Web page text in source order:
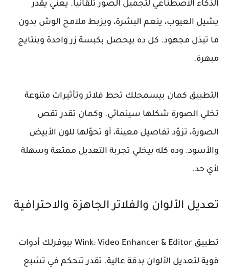
الذكاء الاصطناعي لتجميل الصور تلقائيًا. يعني يقدر
يشيل العيوب، ينعم البشرة، ويزبط ملامح الوش بدون
ما تبذل مجهود. كل ده بيحصل بكبسة زر واحدة وبنتايج
مبهرة.
التطبيق كمان بيسمحلك تحط فلاتر وتأثيرات متنوعة
تخلي الصورة شكلها سينمائي. وكمان تقدر تقص
الصورة، تزوّد تفاصيل معينة، أو تحوّلها للون الأبيض
والأسود. وده كله بيخلي تجربة التعديل ممتعة وسهلة
لأي حد.
تعديل الألوان والفلاتر الجاهزة والاحترافية
تطبيق Wink: Video Enhancer & Editor بيوفرلك أدوات
قوية لتعديل الألوان بدقة عالية. تقدر تتحكم في تشبع